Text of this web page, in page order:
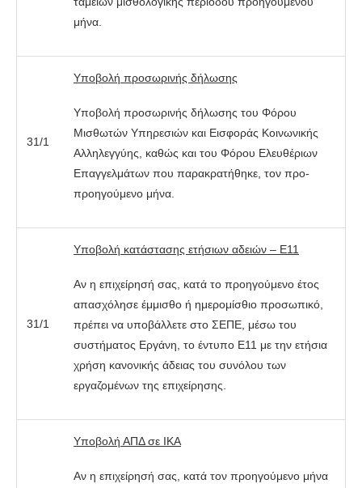
μήνα.
31/1
Υποβολή προσωρινής δήλωσης
Υποβολή προσωρινής δήλωσης του Φόρου
Μισθωτών Υπηρεσιών και Εισφοράς Κοινωνικής
Αλληλεγγύης, καθώς και του Φόρου Ελευθέριων
Επαγγελμάτων που παρακρατήθηκε, τον προ-
προηγούμενο μήνα.
31/1
Υποβολή κατάστασης ετήσιων αδειών – Ε11
Αν η επιχείρησή σας, κατά το προηγούμενο έτος
απασχόλησε έμμισθο ή ημερομίσθιο προσωπικό,
πρέπει να υποβάλλετε στο ΣΕΠΕ, μέσω του
συστήματος Εργάνη, το έντυπο Ε11 με την ετήσια
χρήση κανονικής άδειας του συνόλου των
εργαζομένων της επιχείρησης.
Υποβολή ΑΠΔ σε ΙΚΑ
Αν η επιχείρησή σας, κατά τον προηγούμενο μήνα